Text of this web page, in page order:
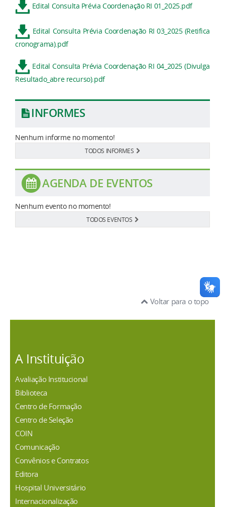
Edital Consulta Prévia Coordenação RI 01_2025.pdf
Edital Consulta Prévia Coordenação RI 03_2025 (Retifica
cronograma).pdf
Edital Consulta Prévia Coordenação RI 04_2025 (Divulga
Resultado_abre recurso).pdf
INFORMES
Nenhum informe no momento!
TODOS INFORMES
AGENDA DE EVENTOS
Nenhum evento no momento!
TODOS EVENTOS
Voltar para o topo
A Instituição
Avaliação Institucional
Biblioteca
Centro de Formação
Centro de Seleção
COIN
Comunicação
Convênios e Contratos
Editora
Hospital Universitário
Internacionalização